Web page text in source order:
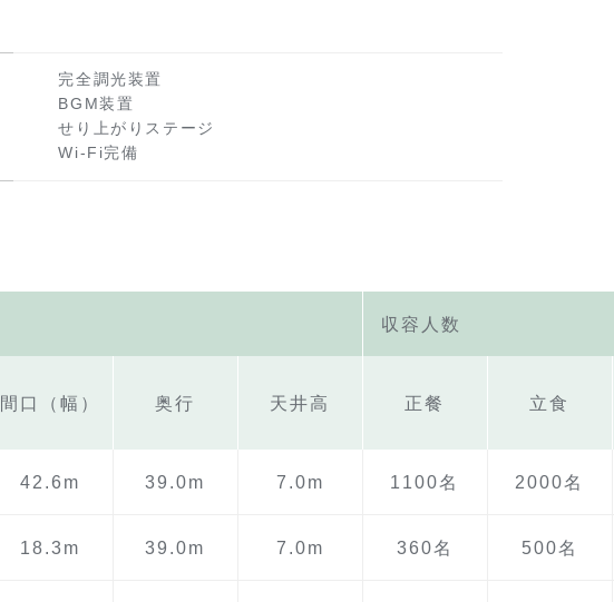
完全調光装置
BGM装置
せり上がりステージ
Wi-Fi完備
収容人数
間口（幅） 奥行 天井高 正餐 立食
42.6m 39.0m 7.0m 1100名 2000名
18.3m 39.0m 7.0m 360名 500名